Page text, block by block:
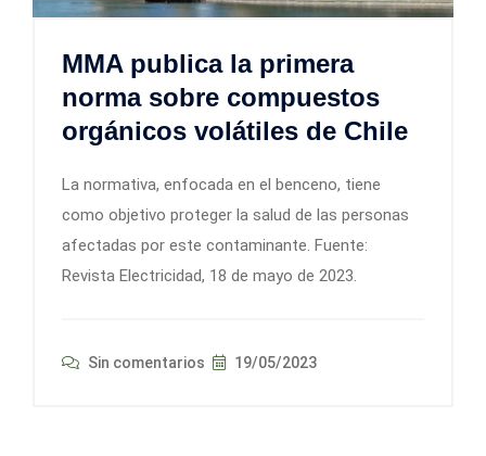
MMA publica la primera
norma sobre compuestos
orgánicos volátiles de Chile
La normativa, enfocada en el benceno, tiene
como objetivo proteger la salud de las personas
afectadas por este contaminante. Fuente:
Revista Electricidad, 18 de mayo de 2023.
Sin comentarios 19/05/2023